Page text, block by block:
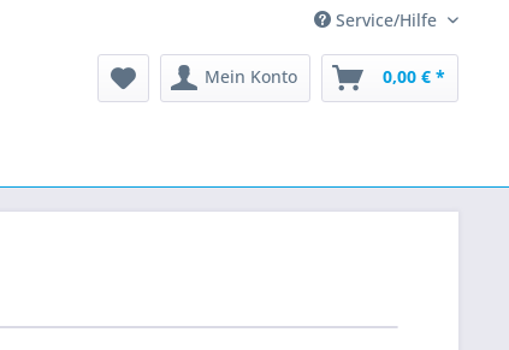
Service/Hilfe
Mein Konto 0,00 € *